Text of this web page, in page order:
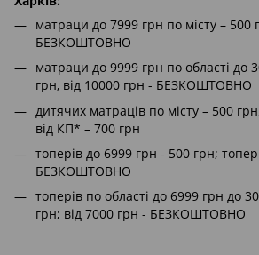
матраци до 7999 грн по місту – 500
БЕЗКОШТОВНО
матраци до 9999 грн по області до
грн, від 10000 грн - БЕЗКОШТОВНО
дитячих матраців по місту – 500
від КП* – 700 грн
топерів до 6999 грн - 500 грн;
БЕЗКОШТОВНО
топерів по області до 6999 грн до
грн; від 7000 грн - БЕЗКОШТОВНО